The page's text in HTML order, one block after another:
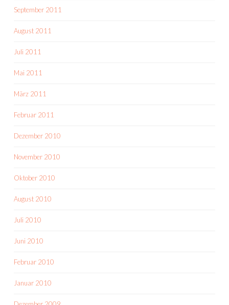
September 2011
August 2011
Juli 2011
Mai 2011
März 2011
Februar 2011
Dezember 2010
November 2010
Oktober 2010
August 2010
Juli 2010
Juni 2010
Februar 2010
Januar 2010